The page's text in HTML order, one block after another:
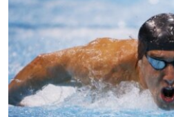
ARAŞDIRMA
MULTIMEDIA
VIDEO
FOTOQALEREYA
RADIO ARXIV
OXU ZALI
HAQQIMIZDA